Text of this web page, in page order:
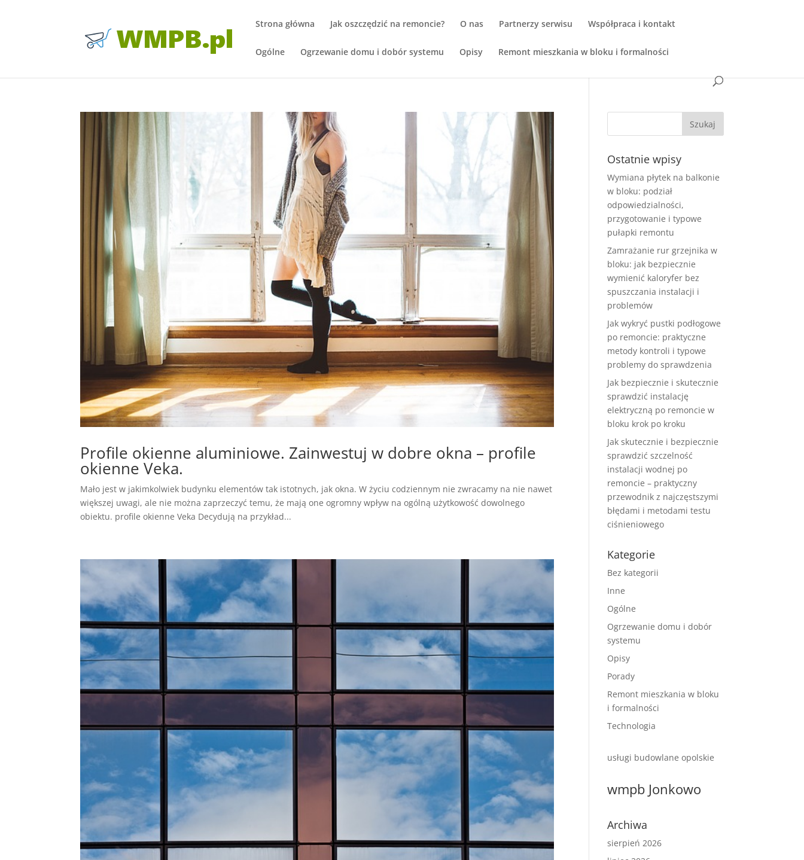
Strona główna Jak oszczędzić na remoncie? O nas Partnerzy serwisu Współpraca i kontakt
Ogólne Ogrzewanie domu i dobór systemu Opisy Remont mieszkania w bloku i formalności
Profile okienne aluminiowe. Zainwestuj w dobre okna – profile
okienne Veka.
Mało jest w jakimkolwiek budynku elementów tak istotnych, jak okna. W życiu codziennym nie zwracamy na nie nawet
większej uwagi, ale nie można zaprzeczyć temu, że mają one ogromny wpływ na ogólną użytkowość dowolnego
obiektu. profile okienne Veka Decydują na przykład...
Ostatnie wpisy
Wymiana płytek na balkonie
w bloku: podział
odpowiedzialności,
przygotowanie i typowe
pułapki remontu
Zamrażanie rur grzejnika w
bloku: jak bezpiecznie
wymienić kaloryfer bez
spuszczania instalacji i
problemów
Jak wykryć pustki podłogowe
po remoncie: praktyczne
metody kontroli i typowe
problemy do sprawdzenia
Jak bezpiecznie i skutecznie
sprawdzić instalację
elektryczną po remoncie w
bloku krok po kroku
Jak skutecznie i bezpiecznie
sprawdzić szczelność
instalacji wodnej po
remoncie – praktyczny
przewodnik z najczęstszymi
błędami i metodami testu
ciśnieniowego
Kategorie
Bez kategorii
Inne
Ogólne
Ogrzewanie domu i dobór
systemu
Opisy
Porady
Remont mieszkania w bloku
i formalności
Technologia
usługi budowlane opolskie
wmpb Jonkowo
Archiwa
sierpień 2026